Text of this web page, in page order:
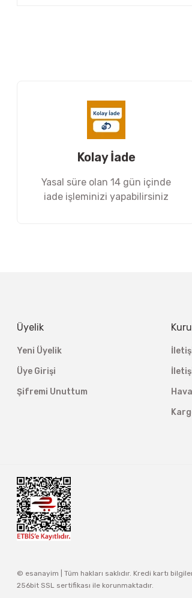
Ürün fiyatı diğer sitelerden daha pahalı.
Kolay İade
Yasal süre olan 14 gün içinde
iade işleminizi yapabilirsiniz
Üyelik
Yeni Üyelik
Üye Girişi
Şifremi Unuttum
© esanayim | Tüm hakları saklıdır. Kredi kartı
256bit SSL sertifikası ile korunmaktadır.